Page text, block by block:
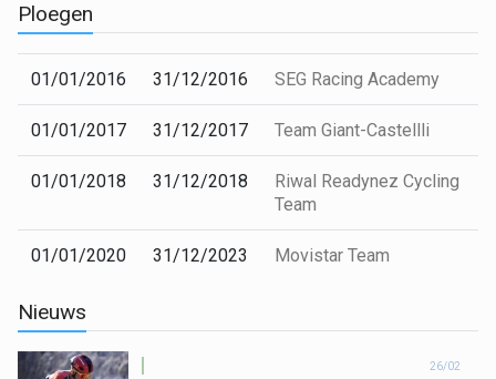
Ploegen
01/01/2016 31/12/2016 SEG Racing Academy
01/01/2017 31/12/2017 Team Giant-Castellli
01/01/2018 31/12/2018
Riwal Readynez Cycling
Team
01/01/2020 31/12/2023 Movistar Team
Nieuws
26/02